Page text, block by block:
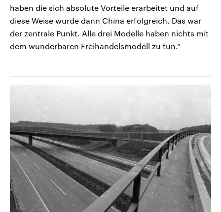
haben die sich absolute Vorteile erarbeitet und auf
diese Weise wurde dann China erfolgreich. Das war
der zentrale Punkt. Alle drei Modelle haben nichts mit
dem wunderbaren Freihandelsmodell zu tun.“